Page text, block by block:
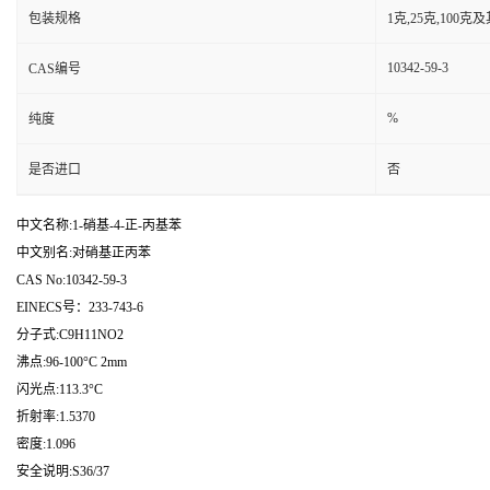
包装规格 1克,25克,100克
CAS编号 10342-59-3
纯度 %
是否进口 否
中文名称:1-硝基-4-正-丙基苯
中文别名:对硝基正丙苯
CAS No:10342-59-3
EINECS号：233-743-6
分子式:C9H11NO2
沸点:96-100°C 2mm
闪光点:113.3°C
折射率:1.5370
密度:1.096
安全说明:S36/37